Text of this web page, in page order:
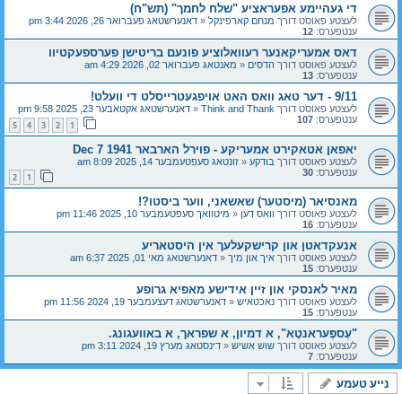
די געהיימע אפעראציע "שלח לחמך" (תש"ח)
לעצטע פאוסט דורך מנחם קארפינקל « דאנערשטאג פעברואר 26, 2026 3:44 pm
ענטפערס: 12
דאס אמעריקאנער רעוואלוציע פונעם בריטישן פערספעקטיוו
לעצטע פאוסט דורך הדסים « מאנטאג פעברואר 02, 2026 4:29 am
ענטפערס: 13
9/11 - דער טאג וואס האט אויפגעטרייסלט די וועלט!
לעצטע פאוסט דורך Think and Thank
« דאנערשטאג אקטאבער 23, 2025 9:58 pm
ענטפערס: 107
1
2
3
4
5
יאפאן אטאקירט אמעריקע - פוירל הארבאר Dec 7 1941
לעצטע פאוסט דורך בודקע « זונטאג סעפטעמבער 14, 2025 8:09 am
ענטפערס: 30
1
2
מאנסיאר (מיסטער) שאשאני, ווער ביסטו?!
לעצטע פאוסט דורך וואס דען « מיטוואך סעפטעמבער 10, 2025 11:46 pm
ענטפערס: 16
אנעקדאטן און קרישקעלעך אין היסטאריע
לעצטע פאוסט דורך איך און מיך « דאנערשטאג מאי 01, 2025 6:37 am
ענטפערס: 15
מאיר לאנסקי און זיין אידישע מאפיא גרופע
לעצטע פאוסט דורך נאכטאיש « דאנערשטאג דעצעמבער 19, 2024 11:56 pm
ענטפערס: 15
"עֶספֶּעראנטָא", א דמיון, א שפראך, א באוועגונג.
לעצטע פאוסט דורך שוש אשיש « דינסטאג מערץ 19, 2024 3:11 pm
ענטפערס: 7
נייע טעמע